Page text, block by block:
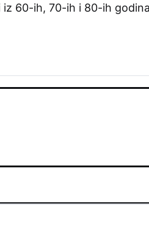
60-ih, 70-ih i 80-ih